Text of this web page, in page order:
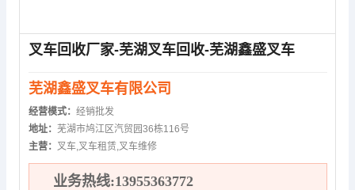
叉车回收厂家-芜湖叉车回收-芜湖鑫盛叉车
芜湖鑫盛叉车有限公司
经营模式： 经销批发
地址： 芜湖市鸠江区汽贸园36栋116号
主营： 叉车,叉车租赁,叉车维修
业务热线:13955363772